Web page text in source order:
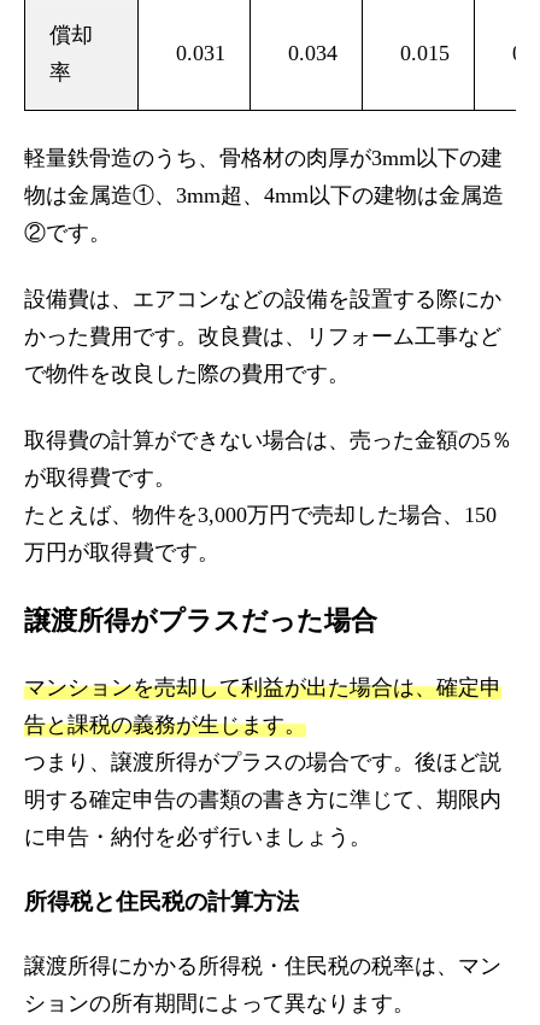
償却
率
0.031 0.034 0.015
軽量鉄骨造のうち、骨格材の肉厚が3mm以下の建
物は金属造①、3mm超、4mm以下の建物は金属造
②です。
設備費は、エアコンなどの設備を設置する際にか
かった費用です。改良費は、リフォーム工事など
で物件を改良した際の費用です。
取得費の計算ができない場合は、売った金額の5％
が取得費です。
たとえば、物件を3,000万円で売却した場合、150
万円が取得費です。
譲渡所得がプラスだった場合
マンションを売却して利益が出た場合は、確定申
告と課税の義務が生じます。
つまり、譲渡所得がプラスの場合です。後ほど説
明する確定申告の書類の書き方に準じて、期限内
に申告・納付を必ず行いましょう。
所得税と住民税の計算方法
譲渡所得にかかる所得税・住民税の税率は、マン
ションの所有期間によって異なります。